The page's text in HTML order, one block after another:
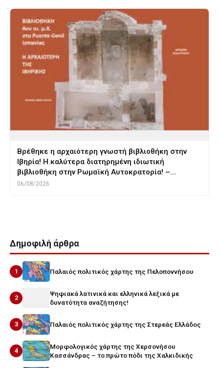
Βρέθηκε η αρχαιότερη γνωστή βιβλιοθήκη στην
Ιβηρία! Η καλύτερα διατηρημένη ιδιωτική
βιβλιοθήκη στην Ρωμαϊκή Αυτοκρατορία! –…
06/08/2026
Δημοφιλή άρθρα
1 Παλαιός πολιτικός χάρτης της Πελοποννήσου
2
Ψηφιακά λατινικά και ελληνικά λεξικά με
δυνατότητα αναζήτησης!
3 Παλαιός πολιτικός χάρτης της Στερεάς Ελλάδος
4
Μορφολογικός χάρτης της Χερσονήσου
Κασσάνδρας – το πρώτο πόδι της Χαλκιδικής